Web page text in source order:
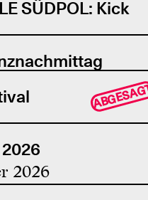
SÜDPOL: Kick
2026